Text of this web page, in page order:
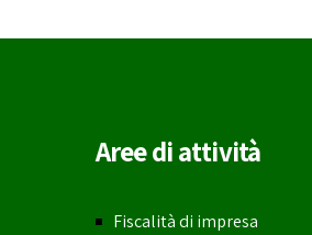
Aree di attività
Fiscalità di impresa